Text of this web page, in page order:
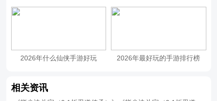
2026年什么仙侠手游好玩 2026年最好玩的手游排行榜
相关资讯